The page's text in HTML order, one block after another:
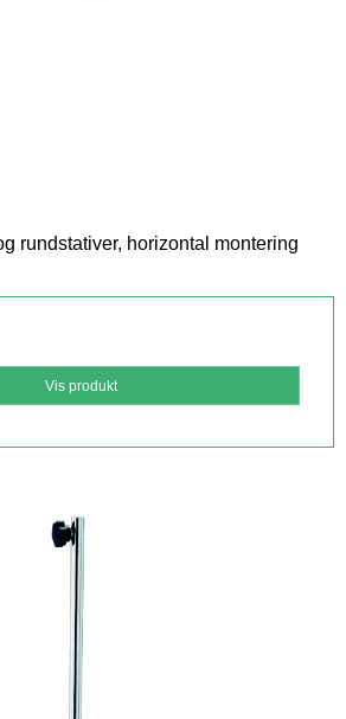
rundstativer, horizontal montering
Vis produkt